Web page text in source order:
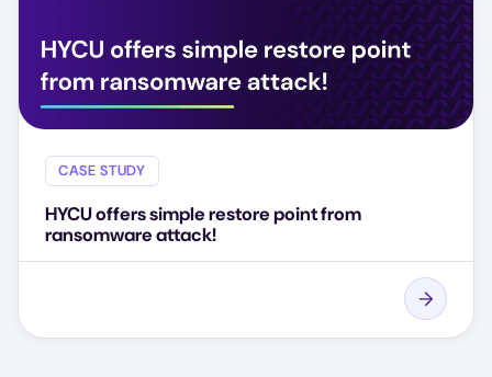
CASE STUDY
HYCU offers simple restore point from
ransomware attack!